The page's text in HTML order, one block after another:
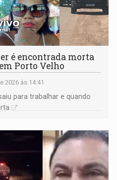
é encontrada morta
Porto Velho
2026 às 14:41
para trabalhar e quando